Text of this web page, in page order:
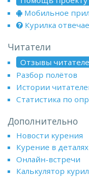
Мобильное
Курилка
Читатели
Отзывы
Разбор полётов
Истории
Статистика по
Дополнительно
Новости курения
Курение в деталях
Онлайн-встречи
Калькулятор